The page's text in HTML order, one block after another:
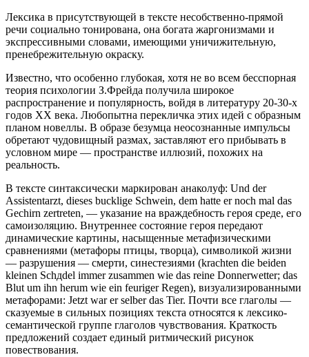
Лексика в присутствующей в тексте несобственно-прямой
речи социально тонирована, она богата жаргонизмами и
экспрессивными словами, имеющими уничижительную,
пренебрежительную окраску.
Известно, что особенно глубокая, хотя не во всем бесспорная
теория психологии З.Фрейда получила широкое
распространение и популярность, войдя в литературу 20-30-х
годов XX века. Любопытна перекличка этих идей с образным
планом новеллы. В образе безумца неосознанные импульсы
обретают чудовищный размах, заставляют его прибывать в
условном мире — пространстве иллюзий, похожих на
реальность.
В тексте синтаксически маркирован анаколуф: Und der
Assistentarzt, dieses bucklige Schwein, dem hatte er noch mal das
Gechirn zertreten, — указание на враждебность героя среде, его
самоизоляцию. Внутреннее состояние героя передают
динамические картины, насыщенные метафизическими
сравнениями (метафоры птицы, творца), символикой жизни
— разрушения — смерти, синестезиями (krachten die beiden
kleinen Schдdel immer zusammen wie das reine Donnerwetter; das
Blut um ihn herum wie ein feuriger Regen), визуализированными
метафорами: Jetzt war er selber das Tier. Почти все глаголы —
сказуемые в сильных позициях текста относятся к лексико-
семантической группе глаголов чувствования. Краткость
предложений создает единый ритмический рисунок
повествования.